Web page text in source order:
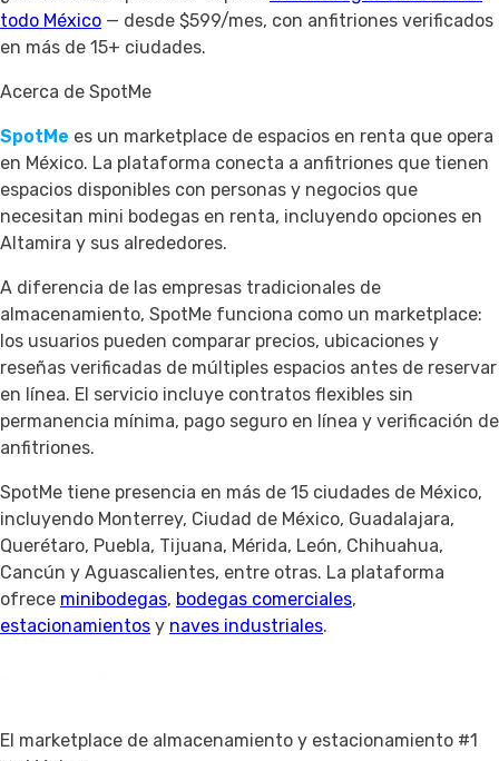
todo México — desde $599/mes, con anfitriones verificados
en más de 15+ ciudades.
Acerca de SpotMe
SpotMe es un marketplace de espacios en renta que opera
en México. La plataforma conecta a anfitriones que tienen
espacios disponibles con personas y negocios que
necesitan mini bodegas en renta, incluyendo opciones en
Altamira y sus alrededores.
A diferencia de las empresas tradicionales de
almacenamiento, SpotMe funciona como un marketplace:
los usuarios pueden comparar precios, ubicaciones y
reseñas verificadas de múltiples espacios antes de reservar
en línea. El servicio incluye contratos flexibles sin
permanencia mínima, pago seguro en línea y verificación de
anfitriones.
SpotMe tiene presencia en más de 15 ciudades de México,
incluyendo Monterrey, Ciudad de México, Guadalajara,
Querétaro, Puebla, Tijuana, Mérida, León, Chihuahua,
Cancún y Aguascalientes, entre otras. La plataforma
ofrece minibodegas, bodegas comerciales,
estacionamientos y naves industriales.
El marketplace de almacenamiento y estacionamiento #1